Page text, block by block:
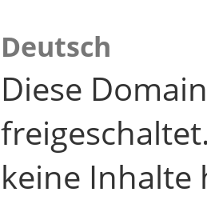
Deutsch
Diese
keine Inhalte